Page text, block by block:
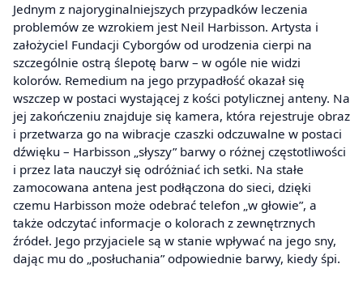
Jednym z najoryginalniejszych przypadków leczenia
problemów ze wzrokiem jest Neil Harbisson. Artysta i
założyciel Fundacji Cyborgów od urodzenia cierpi na
szczególnie ostrą ślepotę barw – w ogóle nie widzi
kolorów. Remedium na jego przypadłość okazał się
wszczep w postaci wystającej z kości potylicznej anteny. Na
jej zakończeniu znajduje się kamera, która rejestruje obraz
i przetwarza go na wibracje czaszki odczuwalne w postaci
dźwięku – Harbisson „słyszy” barwy o różnej częstotliwości
i przez lata nauczył się odróżniać ich setki. Na stałe
zamocowana antena jest podłączona do sieci, dzięki
czemu Harbisson może odebrać telefon „w głowie”, a
także odczytać informacje o kolorach z zewnętrznych
źródeł. Jego przyjaciele są w stanie wpływać na jego sny,
dając mu do „posłuchania” odpowiednie barwy, kiedy śpi.